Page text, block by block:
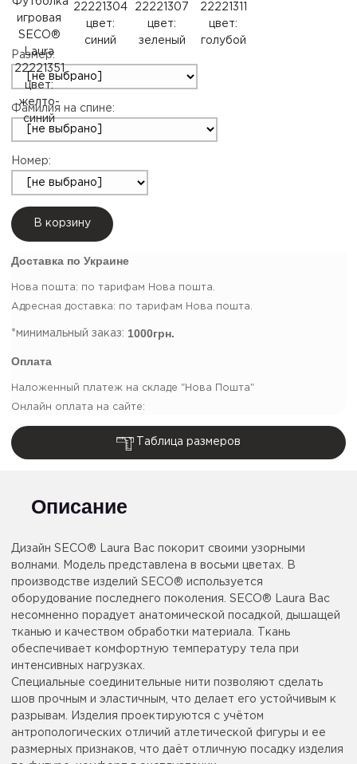
Размер:
Фамилия на спине:
Номер:
В корзину
Доставка по Украине
Нова пошта: по тарифам Нова пошта.
Адресная доставка: по тарифам Нова пошта.
*минимальный заказ: 1000грн.
Оплата
Наложенный платеж на складе "Нова Пошта"
Онлайн оплата на сайте:
Таблица размеров
Описание
Дизайн SECO® Laura Вас покорит своими узорными
волнами. Модель представлена в восьми цветах. В
производстве изделий SECO® используется
оборудование последнего поколения. SECO® Laura Вас
несомненно порадует анатомической посадкой, дышащей
тканью и качеством обработки материала. Ткань
обеспечивает комфортную температуру тела при
интенсивных нагрузках.
Специальные соединительные нити позволяют сделать
шов прочным и эластичным, что делает его устойчивым к
разрывам. Изделия проектируются с учётом
антропологических отличий атлетической фигуры и ее
размерных признаков, что даёт отличную посадку изделия